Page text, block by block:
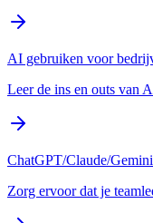
AI gebruiken voor
Leer de ins en outs van
ChatGPT/Claude/
Zorg ervoor dat je